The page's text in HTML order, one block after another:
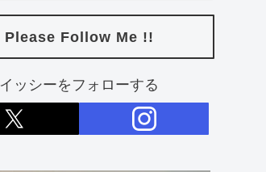
Please Follow Me !!
イッシーをフォローする